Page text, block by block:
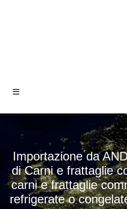
Importazione da
di Carni e frattaglie
carni e frattaglie
refrigerate o